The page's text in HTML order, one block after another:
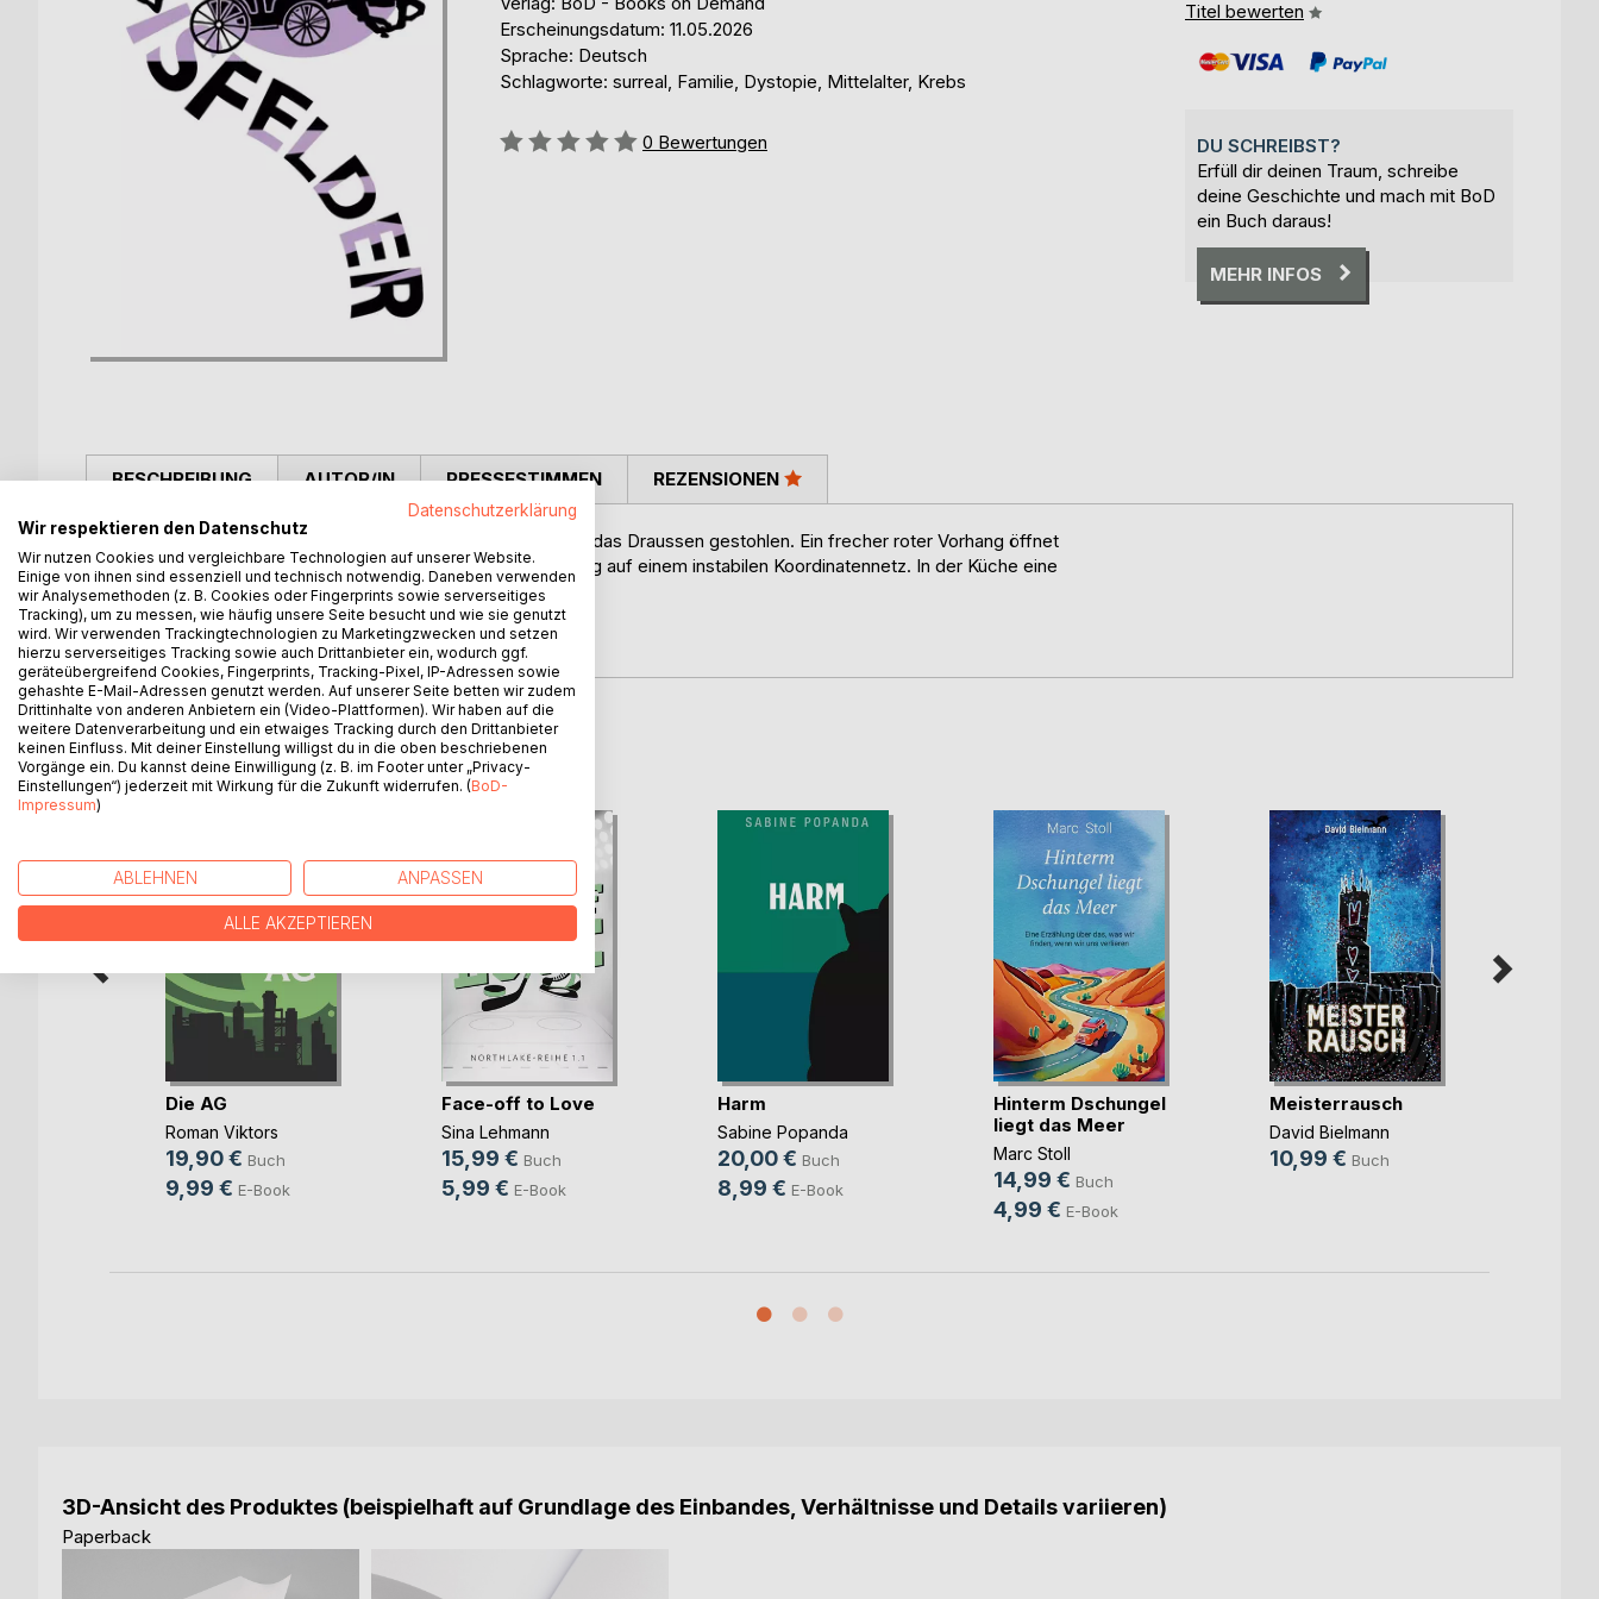
Erscheinungsdatum: 11.05.2026
Sprache: Deutsch
Schlagworte: surreal, Familie, Dystopie, Mittelalter, Krebs
Bewertung::
0 Bewertungen
Titel bewerten
DU SCHREIBST?
Erfüll dir deinen Traum, schreibe
deine Geschichte und mach mit BoD
ein Buch daraus!
MEHR INFOS
BESCHREIBUNG
Ein Wohnblock versinkt im Meer. Eine Chemotherapie hat das Draussen gestohlen. Ein frecher roter Vorhang öffnet
sich zwischen Theater und Realität. Radikale Kursänderung auf einem instabilen Koordinatennetz. In der Küche eine
Familie in aufgeregter Diskussion.
Ein Puzzle aus fünf Menschen in fünf Welten.
AUTOR/IN PRESSESTIMMEN REZENSIONEN
WEITERE TITEL BEIBoD
Die AG
Roman Viktors
19,90 € Buch
9,99 € E-Book
Face-off to Love
Sina Lehmann
15,99 € Buch
5,99 € E-Book
Harm
Sabine Popanda
20,00 € Buch
8,99 € E-Book
Hinterm Dschungel
liegt das Meer
Marc Stoll
14,99 € Buch
4,99 € E-Book
Meisterrausch
David Bielmann
10,99 € Buch
3D-Ansicht des Produktes (beispielhaft auf Grundlage des Einbandes, Verhältnisse und Details variieren)
Paperback
Datenschutzerklärung
Wir respektieren den Datenschutz
Wir nutzen Cookies und vergleichbare Technologien auf unserer Website.
Einige von ihnen sind essenziell und technisch notwendig. Daneben verwenden
wir Analysemethoden (z. B. Cookies oder Fingerprints sowie serverseitiges
Tracking), um zu messen, wie häufig unsere Seite besucht und wie sie genutzt
wird. Wir verwenden Trackingtechnologien zu Marketingzwecken und setzen
hierzu serverseitiges Tracking sowie auch Drittanbieter ein, wodurch ggf.
geräteübergreifend Cookies, Fingerprints, Tracking-Pixel, IP-Adressen sowie
gehashte E-Mail-Adressen genutzt werden. Auf unserer Seite betten wir zudem
Drittinhalte von anderen Anbietern ein (Video-Plattformen). Wir haben auf die
weitere Datenverarbeitung und ein etwaiges Tracking durch den Drittanbieter
keinen Einfluss. Mit deiner Einstellung willigst du in die oben beschriebenen
Vorgänge ein. Du kannst deine Einwilligung (z. B. im Footer unter „Privacy-
Einstellungen“) jederzeit mit Wirkung für die Zukunft widerrufen. (BoD-
Impressum)
ABLEHNEN ANPASSEN
ALLE AKZEPTIEREN